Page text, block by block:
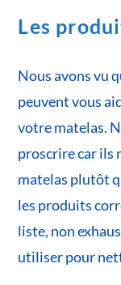
Les
Nous avons vu
peuvent vous
votre matelas.
proscrire car ils
matelas plutôt
les produits
liste, non
utiliser pour